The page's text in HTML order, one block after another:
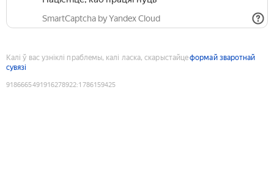
SmartCaptcha by Yandex Cloud
Калі ў вас узніклі праблемы, калі ласка, скарыстайцеформай зваротнай
сувязі
9186665491916278922:1786159425